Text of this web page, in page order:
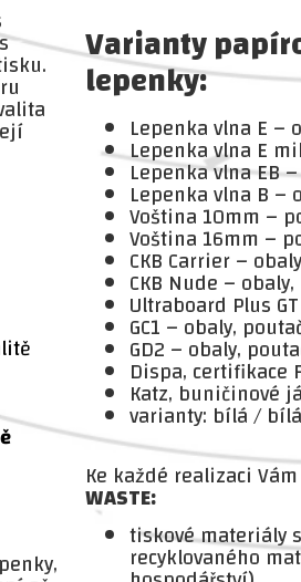
Varianty
lepenky:
Lepenka vlna E –
Lepenka vlna E
Lepenka vlna EB
Lepenka vlna B –
Voština 10mm –
Voština 16mm –
CKB Carrier –
CKB Nude –
Ultraboard Plus
GC1 – obaly,
GD2 – obaly,
Dispa, certifikace
Katz, buničinové
varianty: bílá /
Ke každé realizaci
WASTE:
tiskové materiály
recyklovaného